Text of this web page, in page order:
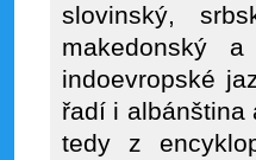
slovinský,
makedonský
indoevropské
řadí i albánština
tedy z